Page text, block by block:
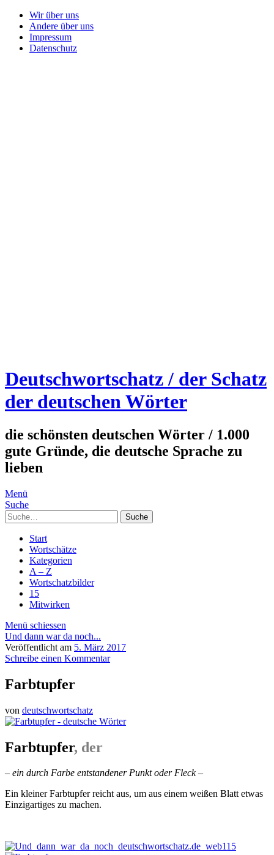
Wir über uns
Andere über uns
Impressum
Datenschutz
Deutschwortschatz / der Schatz
der deutschen Wörter
die schönsten deutschen Wörter / 1.000
gute Gründe, die deutsche Sprache zu
lieben
Menü
Suche
Suche
Start
Wortschätze
Kategorien
A – Z
Wortschatzbilder
15
Mitwirken
Menü schiessen
Und dann war da noch...
Veröffentlicht am 5. März 2017
Schreibe einen Kommentar
Farbtupfer
von deutschwortschatz
Farbtupfer, der
– ein durch Farbe entstandener Punkt oder Fleck –
Ein kleiner Farbtupfer reicht aus, um aus einem weißen Blatt etwas
Einzigartiges zu machen.